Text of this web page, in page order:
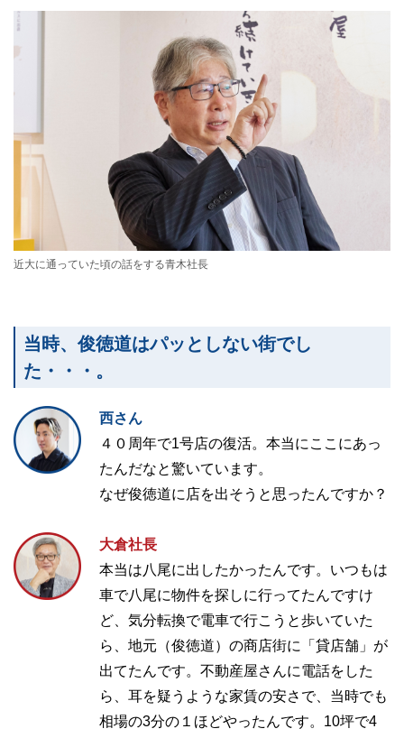
近大に通っていた頃の話をする青木社長
当時、俊徳道はパッとしない街でし
た・・・。
西さん
４０周年で1号店の復活。本当にここにあっ
たんだなと驚いています。
なぜ俊徳道に店を出そうと思ったんですか？
大倉社長
本当は八尾に出したかったんです。いつもは
車で八尾に物件を探しに行ってたんですけ
ど、気分転換で電車で行こうと歩いていた
ら、地元（俊徳道）の商店街に「貸店舗」が
出てたんです。不動産屋さんに電話をした
ら、耳を疑うような家賃の安さで、当時でも
相場の3分の１ほどやったんです。10坪で4